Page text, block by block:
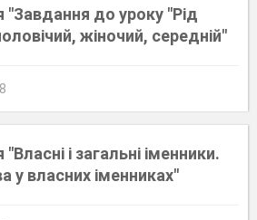
"Завдання до уроку "Рід
жіночий, середній"
і загальні іменники.
у власних іменниках"